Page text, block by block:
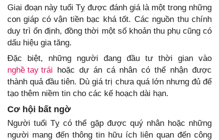
Giai đoạn này tuổi Tỵ được đánh giá là một trong những
con giáp có vận tiền bạc khá tốt. Các nguồn thu chính
duy trì ổn định, đồng thời một số khoản thu phụ cũng có
dấu hiệu gia tăng.
Đặc biệt, những người đang đầu tư thời gian vào
nghề tay trái hoặc dự án cá nhân có thể nhận được
thành quả đầu tiên. Dù giá trị chưa quá lớn nhưng đủ để
tạo thêm niềm tin cho các kế hoạch dài hạn.
Cơ hội bất ngờ
Người tuổi Tỵ có thể gặp được quý nhân hoặc những
người mang đến thông tin hữu ích liên quan đến công